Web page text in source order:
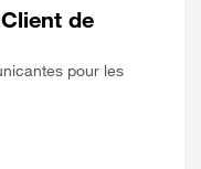
de
pour les